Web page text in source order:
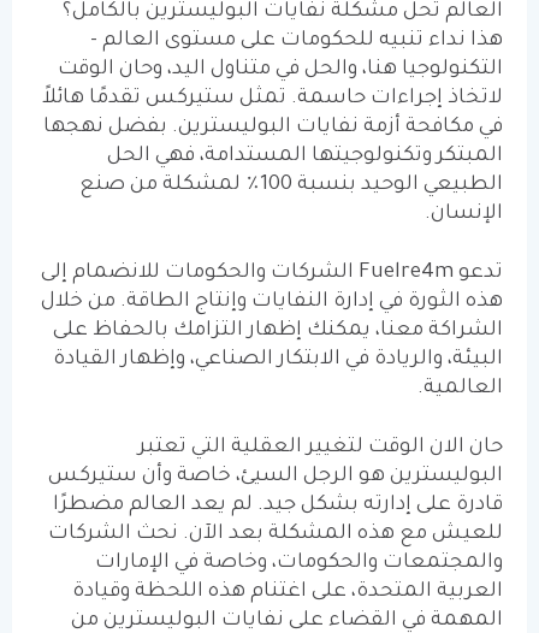
العالم تحل مشكلة نفايات البوليسترين بالكامل؟
هذا نداء تنبيه للحكومات على مستوى العالم -
التكنولوجيا هنا، والحل في متناول اليد، وحان الوقت
لاتخاذ إجراءات حاسمة. تمثل ستيركس تقدمًا هائلاً
في مكافحة أزمة نفايات البوليسترين. بفضل نهجها
المبتكر وتكنولوجيتها المستدامة، فهي الحل
الطبيعي الوحيد بنسبة 100٪ لمشكلة من صنع
الإنسان.
تدعو Fuelre4m الشركات والحكومات للانضمام إلى
هذه الثورة في إدارة النفايات وإنتاج الطاقة. من خلال
الشراكة معنا، يمكنك إظهار التزامك بالحفاظ على
البيئة، والريادة في الابتكار الصناعي، وإظهار القيادة
العالمية.
حان الان الوقت لتغيير العقلية التي تعتبر
البوليسترين هو الرجل السيئ، خاصة وأن ستيركس
قادرة على إدارته بشكل جيد. لم يعد العالم مضطرًا
للعيش مع هذه المشكلة بعد الآن. نحث الشركات
والمجتمعات والحكومات، وخاصة في الإمارات
العربية المتحدة، على اغتنام هذه اللحظة وقيادة
المهمة في القضاء على نفايات البوليسترين من